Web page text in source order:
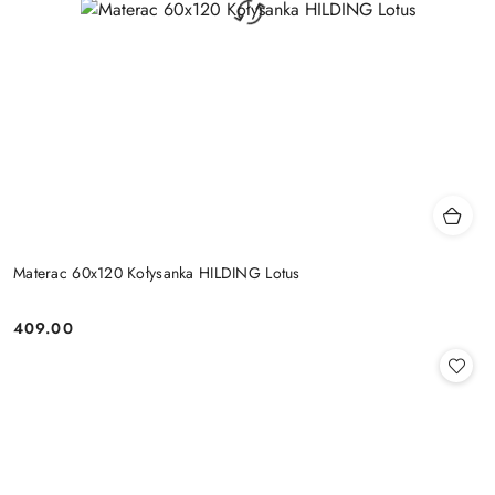
Materac 60x120 Kołysanka HILDING Lotus
Cena:
409.00